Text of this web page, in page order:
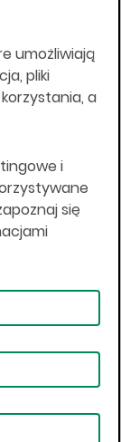
z dnia
w tym
nie są
której
lub w
nie
umożliwiają
pliki
a
i
się